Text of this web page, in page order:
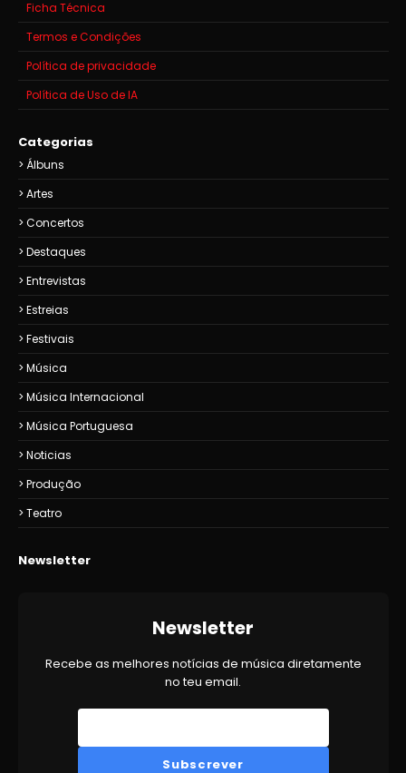
Ficha Técnica
Termos e Condições
Política de privacidade
Política de Uso de IA
Categorias
Álbuns
Artes
Concertos
Destaques
Entrevistas
Estreias
Festivais
Música
Música Internacional
Música Portuguesa
Noticias
Produção
Teatro
Newsletter
Newsletter
Recebe as melhores notícias de música diretamente
no teu email.
Subscrever